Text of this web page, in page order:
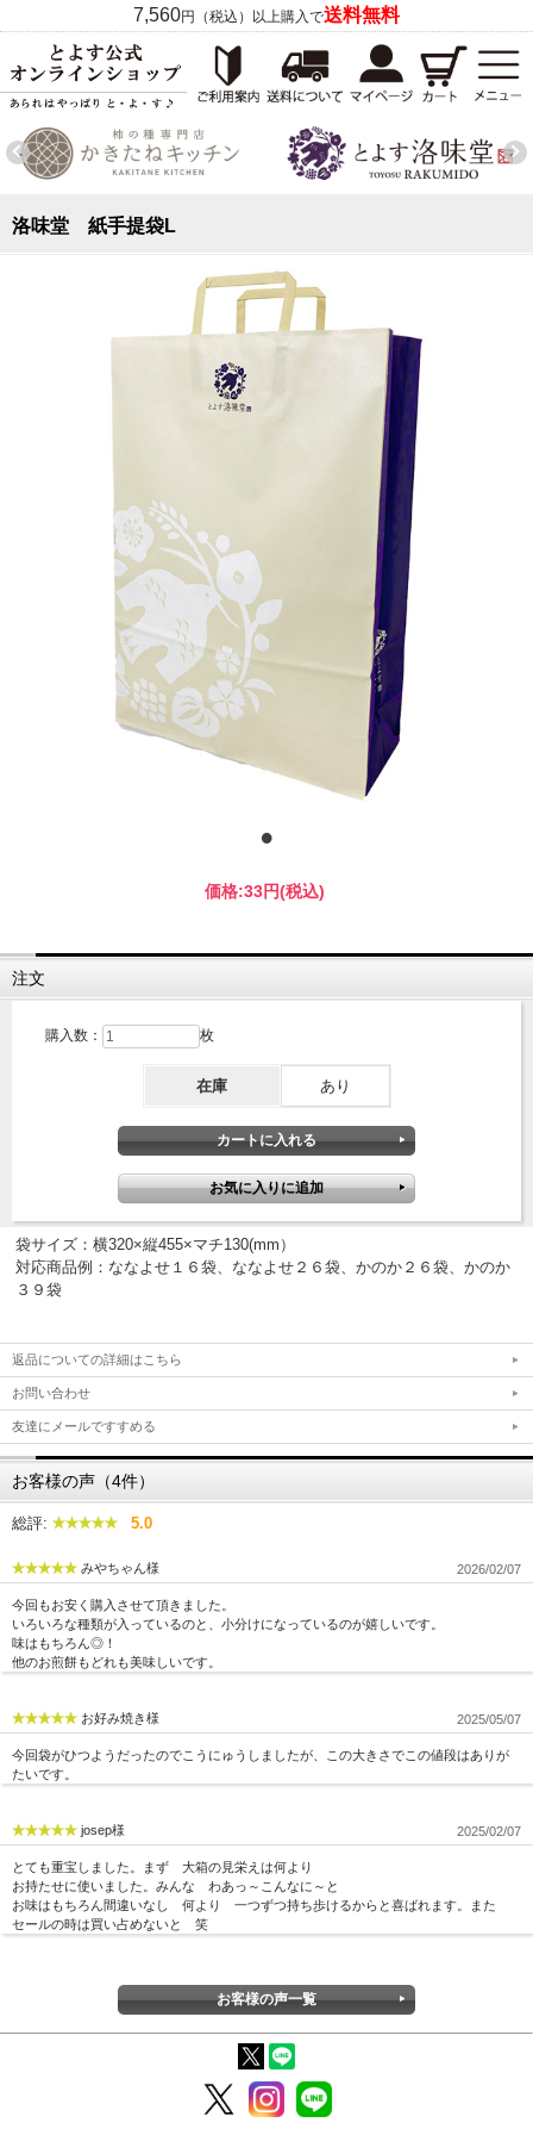
7,560円（税込）以上購入で送料無料
洛味堂 紙手提袋L
価格:33円(税込)
注文
購入数： 枚
在庫 あり
袋サイズ：横320×縦455×マチ130(mm）
対応商品例：ななよせ１６袋、ななよせ２６袋、かのか２６袋、かのか
３９袋
返品についての詳細はこちら
お問い合わせ
友達にメールですすめる
お客様の声（4件）
総評: 5.0
みやちゃん様 2026/02/07
今回もお安く購入させて頂きました。
いろいろな種類が入っているのと、小分けになっているのが嬉しいです。
味はもちろん◎！
他のお煎餅もどれも美味しいです。
お好み焼き様 2025/05/07
今回袋がひつようだったのでこうにゅうしましたが、この大きさでこの値段はありが
たいです。
josep様 2025/02/07
とても重宝しました。まず 大箱の見栄えは何より
お持たせに使いました。みんな わあっ～こんなに～と
お味はもちろん間違いなし 何より 一つずつ持ち歩けるからと喜ばれます。また
セールの時は買い占めないと 笑
お客様の声一覧